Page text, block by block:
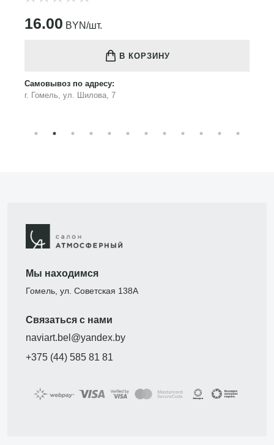
16.00 BYN/шт.
В КОРЗИНУ
Самовывоз по адресу:
г. Гомель, ул. Шилова, 7
Мы находимся
Гомель, ул. Советская 138А
Связаться с нами
naviart.bel@yandex.by
+375 (44) 585 81 81